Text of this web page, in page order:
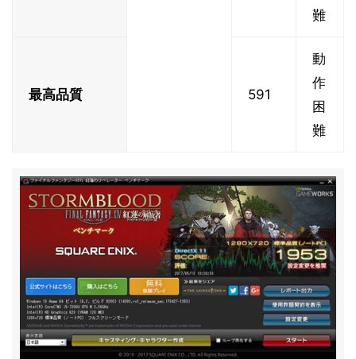
難
最高品質 591
動
作
困
難